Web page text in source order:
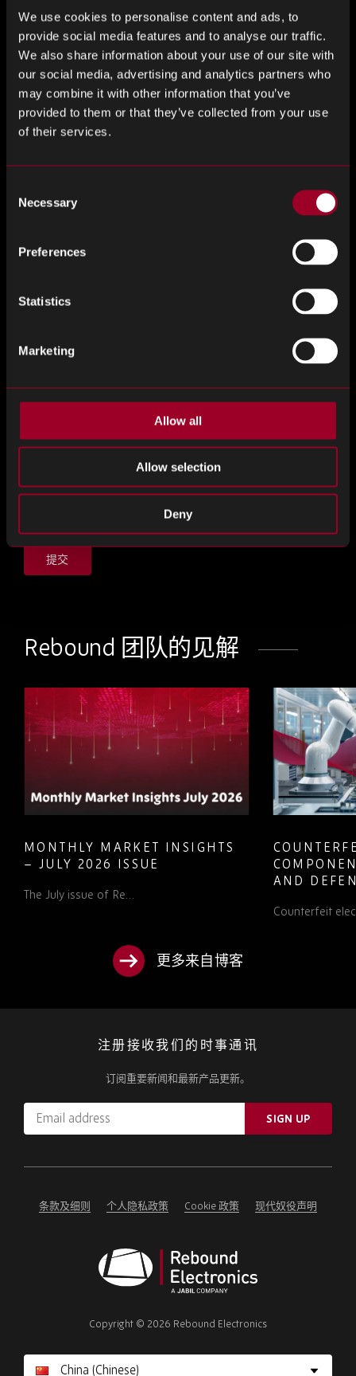
We use cookies to personalise content and ads, to
provide social media features and to analyse our traffic.
We also share information about your use of our site with
our social media, advertising and analytics partners who
may combine it with other information that you’ve
provided to them or that they’ve collected from your use
of their services.
Selection
Necessary
Preferences
Statistics
Marketing
Allow all
Allow selection
Deny
姓名*
简历
file size 2MB.
Please
ignore
field
提交
Rebound 团队的见解
MONTHLY MARKET INSIGHTS
– JULY 2026 ISSUE
The July issue of Re…
AND
TO KNOW
Counterfeit
更多来自博客
注册接收我们的时事通讯
订阅重要新闻和最新产品更新。
Email
address
ignore
field
SIGN UP
条款及细则 个人隐私政策 Cookie 政策 现代奴役声明
Electronics
Copyright © 2026 Rebound Electronics